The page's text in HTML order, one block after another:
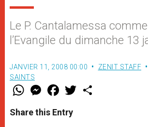
Le P. Cantalamessa
l’Evangile du dimanche 13
JANVIER 11, 2008 00:00 ZENIT STAFF
SAINTS
W
t
s
M
e
s
e
F
a
e
b
w
Share this Entry